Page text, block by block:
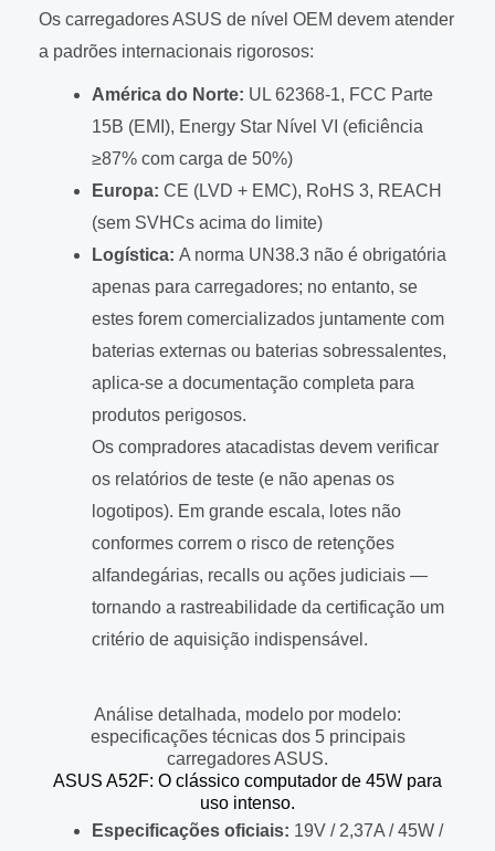
Os carregadores ASUS de nível OEM devem atender
a padrões internacionais rigorosos:
América do Norte: UL 62368-1, FCC Parte
15B (EMI), Energy Star Nível VI (eficiência
≥87% com carga de 50%)
Europa: CE (LVD + EMC), RoHS 3, REACH
(sem SVHCs acima do limite)
Logística: A norma UN38.3 não é obrigatória
apenas para carregadores; no entanto, se
estes forem comercializados juntamente com
baterias externas ou baterias sobressalentes,
aplica-se a documentação completa para
produtos perigosos.
Os compradores atacadistas devem verificar
os relatórios de teste (e não apenas os
logotipos). Em grande escala, lotes não
conformes correm o risco de retenções
alfandegárias, recalls ou ações judiciais —
tornando a rastreabilidade da certificação um
critério de aquisição indispensável.
Análise detalhada, modelo por modelo:
especificações técnicas dos 5 principais
carregadores ASUS.
ASUS A52F: O clássico computador de 45W para
uso intenso.
Especificações oficiais: 19V / 2,37A / 45W /